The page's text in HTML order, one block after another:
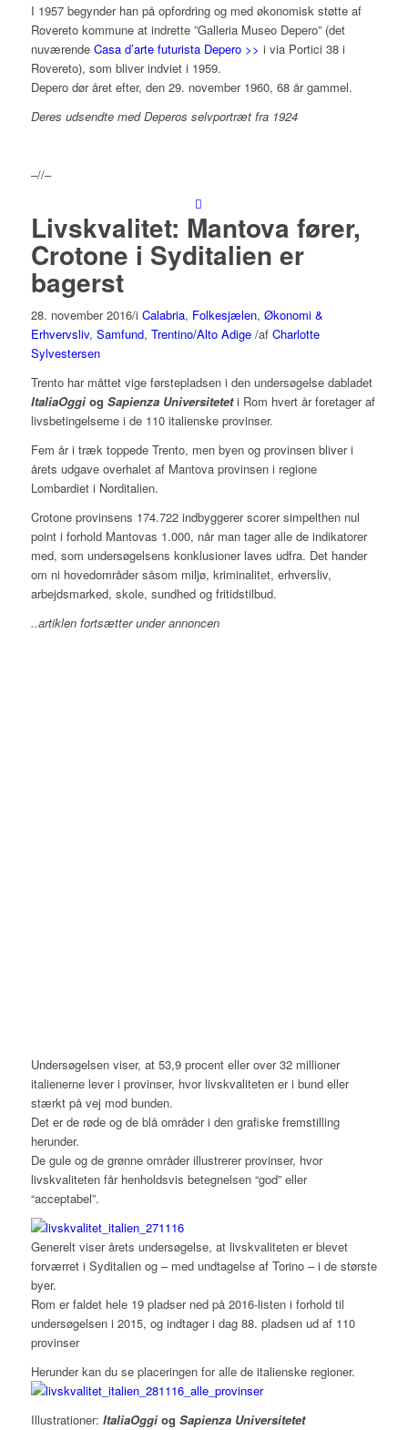
I 1957 begynder han på opfordring og med økonomisk støtte af
Rovereto kommune at indrette ”Galleria Museo Depero” (det
nuværende Casa d’arte futurista Depero >> i via Portici 38 i
Rovereto), som bliver indviet i 1959.
Depero dør året efter, den 29. november 1960, 68 år gammel.
Deres udsendte med Deperos selvportræt fra 1924
–//–
Livskvalitet: Mantova fører,
Crotone i Syditalien er
bagerst
28. november 2016/i Calabria, Folkesjælen, Økonomi &
Erhvervsliv, Samfund, Trentino/Alto Adige /af Charlotte
Sylvestersen
Trento har måttet vige førstepladsen i den undersøgelse dabladet
ItaliaOggiog Sapienza Universitetet i Rom hvert år foretager af
livsbetingelserne i de 110 italienske provinser.
Fem år i træk toppede Trento, men byen og provinsen bliver i
årets udgave overhalet af Mantova provinsen i regione
Lombardiet i Norditalien.
Crotone provinsens 174.722 indbyggerer scorer simpelthen nul
point i forhold Mantovas 1.000, når man tager alle de indikatorer
med, som undersøgelsens konklusioner laves udfra. Det hander
om ni hovedområder såsom miljø, kriminalitet, erhversliv,
arbejdsmarked, skole, sundhed og fritidstilbud.
..artiklen fortsætter under annoncen
Undersøgelsen viser, at 53,9 procent eller over 32 millioner
italienerne lever i provinser, hvor livskvaliteten er i bund eller
stærkt på vej mod bunden.
Det er de røde og de blå områder i den grafiske fremstilling
herunder.
De gule og de grønne områder illustrerer provinser, hvor
livskvaliteten får henholdsvis betegnelsen “god” eller
“acceptabel”.
Generelt viser årets undersøgelse, at livskvaliteten er blevet
forværret i Syditalien og – med undtagelse af Torino – i de største
byer.
Rom er faldet hele 19 pladser ned på 2016-listen i forhold til
undersøgelsen i 2015, og indtager i dag 88. pladsen ud af 110
provinser
Herunder kan du se placeringen for alle de italienske regioner.
Illustrationer: ItaliaOggiog Sapienza Universitetet